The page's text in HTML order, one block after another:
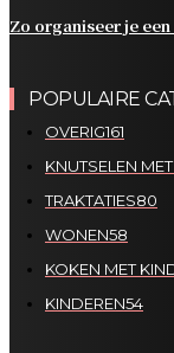
Zo organiseer je
POPULAIRE
OVERIG161
KNUTSELEN
TRAKTATIES80
WONEN58
KOKEN MET
KINDEREN54